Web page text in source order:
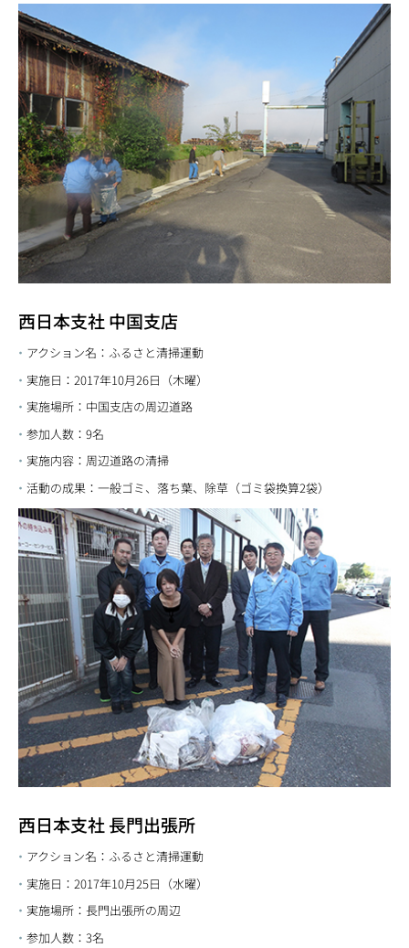
西日本支社 中国支店
アクション名：ふるさと清掃運動
実施日：2017年10月26日（木曜）
実施場所：中国支店の周辺道路
参加人数：9名
実施内容：周辺道路の清掃
活動の成果：一般ゴミ、落ち葉、除草（ゴミ袋換算2袋）
西日本支社 長門出張所
アクション名：ふるさと清掃運動
実施日：2017年10月25日（水曜）
実施場所：長門出張所の周辺
参加人数：3名